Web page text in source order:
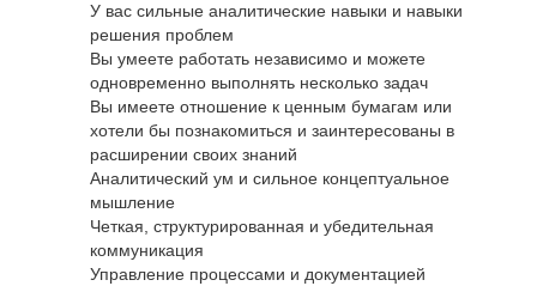
У вас сильные аналитические навыки и навыки
решения проблем
Вы умеете работать независимо и можете
одновременно выполнять несколько задач
Вы имеете отношение к ценным бумагам или
хотели бы познакомиться и заинтересованы в
расширении своих знаний
Аналитический ум и сильное концептуальное
мышление
Четкая, структурированная и убедительная
коммуникация
Управление процессами и документацией